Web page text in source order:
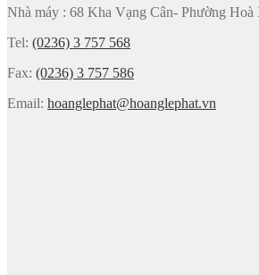
Nhà máy : 68 Kha Vạng Cân- Phường
Tel: (0236) 3 757 568
Fax: (0236) 3 757 586
Email: hoanglephat@hoanglephat.vn